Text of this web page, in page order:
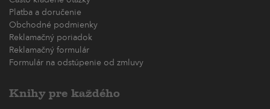
Platba a doručenie
Obchodné podmienky
Reklamačný poriadok
Reklamačný formulár
Formulár na odstúpenie od zmluvy
Knihy pre každého